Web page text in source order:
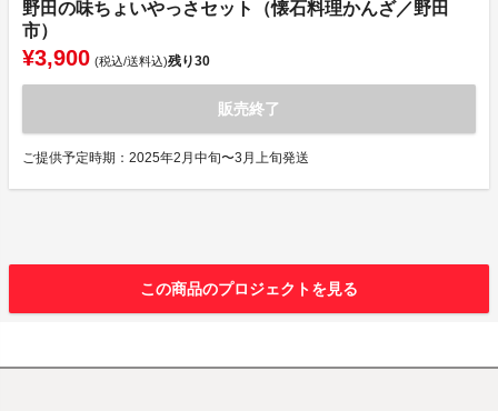
野田の味ちょいやっさセット（懐石料理かんざ／野田
市）
¥3,900 (税込/送料込)残り30
販売終了
ご提供予定時期：2025年2月中旬〜3月上旬発送
この商品のプロジェクトを見る